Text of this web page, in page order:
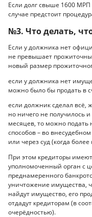
Если долг свыше 1600 МРП
случае предстоит
№3. Что делать,
Если у должника нет
не превышает
новый размер
если у должника нет
можно было бы продать в
если должник сделал всё,
но ничего не получилось
месяцев, то можно подать
способов – во
или через суд (когда
При этом кредиторы
уполномоченный орган с
преднамеренного
уничтожение имущества,
найдут имущество, его
отдадут кредиторам (в
очерёдностью).